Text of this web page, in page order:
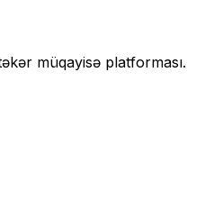
müqayisə platforması.